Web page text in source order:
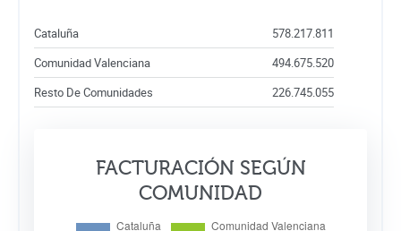
Cataluña
578.217.811
Comunidad Valenciana
494.675.520
Resto De Comunidades
226.745.055
FACTURACIÓN SEGÚN
COMUNIDAD